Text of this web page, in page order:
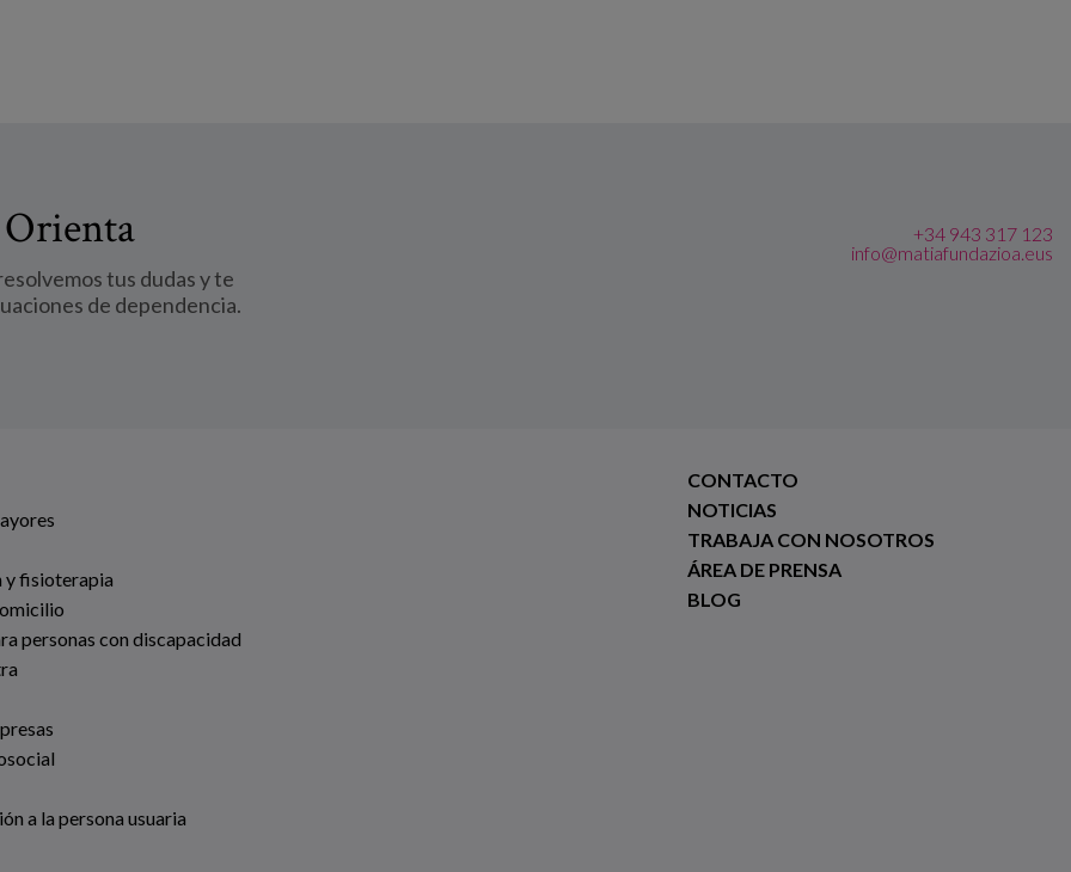
tus dudas y te
de dependencia.
+34 943 317 123
info@matiafundazioa.eus
y fisioterapia
personas con discapacidad
a la persona usuaria
CONTACTO
NOTICIAS
TRABAJA CON NOSOTROS
ÁREA DE PRENSA
BLOG